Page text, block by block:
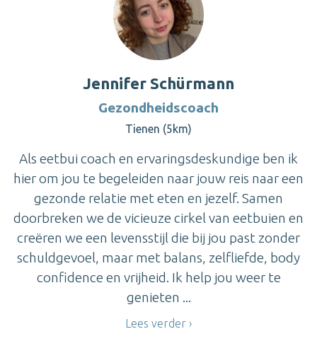
Jennifer Schürmann
Gezondheidscoach
Tienen (5km)
Als eetbui coach en ervaringsdeskundige ben ik
hier om jou te begeleiden naar jouw reis naar een
gezonde relatie met eten en jezelf. Samen
doorbreken we de vicieuze cirkel van eetbuien en
creëren we een levensstijl die bij jou past zonder
schuldgevoel, maar met balans, zelfliefde, body
confidence en vrijheid. Ik help jou weer te
genieten ...
Lees verder